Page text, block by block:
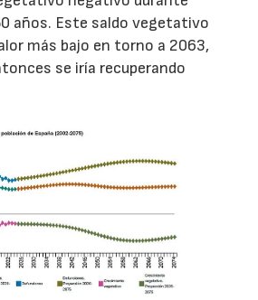
años. Este saldo vegetativo
más bajo en torno a 2063,
se iría recuperando